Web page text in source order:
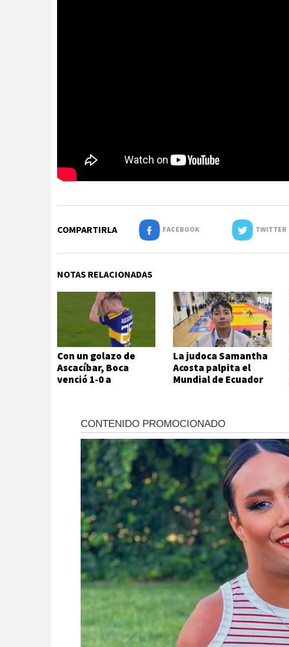
COMPARTIRLA FACEBOOK TWITTER
NOTAS RELACIONADAS
Con un golazo de
Ascacíbar, Boca
venció 1-0 a
La judoca Samantha
Acosta palpita el
Mundial de Ecuador